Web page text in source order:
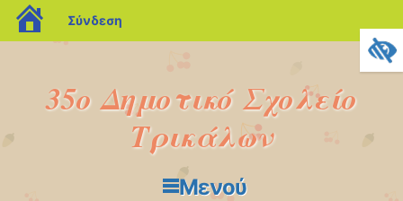
blogs.sch.gr
Σύνδεση
35o Δημοτικό Σχολείο
Τρικάλων
Μενού